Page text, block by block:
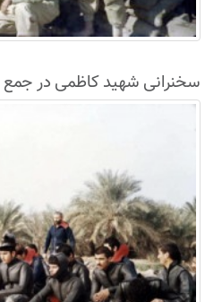
سخنرانی شهید کاظمی در جمع